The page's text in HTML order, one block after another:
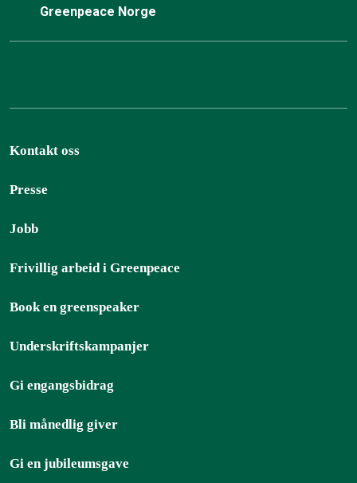
Greenpeace Norge
Kontakt oss
Presse
Jobb
Frivillig arbeid i Greenpeace
Book en greenspeaker
Underskriftskampanjer
Gi engangsbidrag
Bli månedlig giver
Gi en jubileumsgave